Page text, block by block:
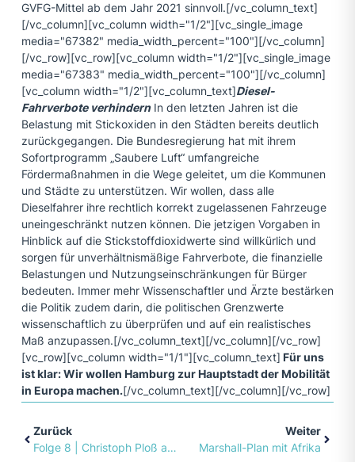
GVFG-Mittel ab dem Jahr 2021 sinnvoll.[/vc_column_text]
[/vc_column][vc_column width="1/2"][vc_single_image
media="67382" media_width_percent="100"][/vc_column]
[/vc_row][vc_row][vc_column width="1/2"][vc_single_image
media="67383" media_width_percent="100"][/vc_column]
[vc_column width="1/2"][vc_column_text]Diesel-
Fahrverbote verhindernIn den letzten Jahren ist die
Belastung mit Stickoxiden in den Städten bereits deutlich
zurückgegangen. Die Bundesregierung hat mit ihrem
Sofortprogramm „Saubere Luft“ umfangreiche
Fördermaßnahmen in die Wege geleitet, um die Kommunen
und Städte zu unterstützen. Wir wollen, dass alle
Dieselfahrer ihre rechtlich korrekt zugelassenen Fahrzeuge
uneingeschränkt nutzen können. Die jetzigen Vorgaben in
Hinblick auf die Stickstoffdioxidwerte sind willkürlich und
sorgen für unverhältnismäßige Fahrverbote, die finanzielle
Belastungen und Nutzungseinschränkungen für Bürger
bedeuten. Immer mehr Wissenschaftler und Ärzte bestärken
die Politik zudem darin, die politischen Grenzwerte
wissenschaftlich zu überprüfen und auf ein realistisches
Maß anzupassen.[/vc_column_text][/vc_column][/vc_row]
[vc_row][vc_column width="1/1"][vc_column_text] Für uns
ist klar: Wir wollen Hamburg zur Hauptstadt der Mobilität
in Europa machen.[/vc_column_text][/vc_column][/vc_row]
Zurück
Folge 8 | Christoph Ploß auf einen Espresso mit…
Weiter
Marshall-Plan mit Afrika